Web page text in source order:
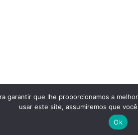
garantir que lhe proporcionamos a
usar este site, assumiremos que
Ok